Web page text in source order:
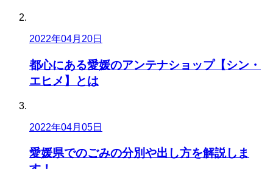
2022年04月20日
都心にある愛媛のアンテナショップ【シン・
エヒメ】とは
2022年04月05日
愛媛県でのごみの分別や出し方を解説しま